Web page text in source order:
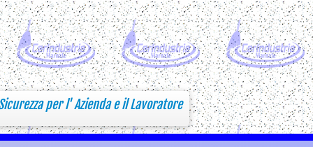
per l' Azienda e il Lavoratore